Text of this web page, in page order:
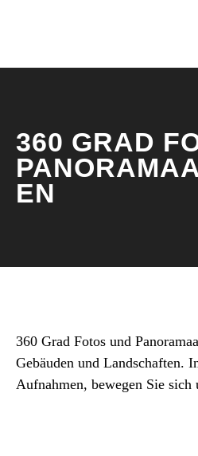
360 GRAD
EN
360 Grad Fotos und
Gebäuden und Landschaften.
Aufnahmen, bewegen Sie